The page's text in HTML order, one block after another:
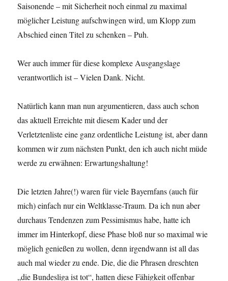
Saisonende – mit Sicherheit noch einmal zu maximal
möglicher Leistung aufschwingen wird, um Klopp zum
Abschied einen Titel zu schenken – Puh.
Wer auch immer für diese komplexe Ausgangslage
verantwortlich ist – Vielen Dank. Nicht.
Natürlich kann man nun argumentieren, dass auch schon
das aktuell Erreichte mit diesem Kader und der
Verletztenliste eine ganz ordentliche Leistung ist, aber dann
kommen wir zum nächsten Punkt, den ich auch nicht müde
werde zu erwähnen: Erwartungshaltung!
Die letzten Jahre(!) waren für viele Bayernfans (auch für
mich) einfach nur ein Weltklasse-Traum. Da ich nun aber
durchaus Tendenzen zum Pessimismus habe, hatte ich
immer im Hinterkopf, diese Phase bloß nur so maximal wie
möglich genießen zu wollen, denn irgendwann ist all das
auch mal wieder zu ende. Die, die die Phrasen dreschten
„die Bundesliga ist tot“, hatten diese Fähigkeit offenbar